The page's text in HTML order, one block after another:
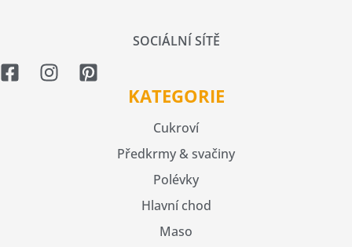
SOCIÁLNÍ SÍTĚ
KATEGORIE
Cukroví
Předkrmy & svačiny
Polévky
Hlavní chod
Maso